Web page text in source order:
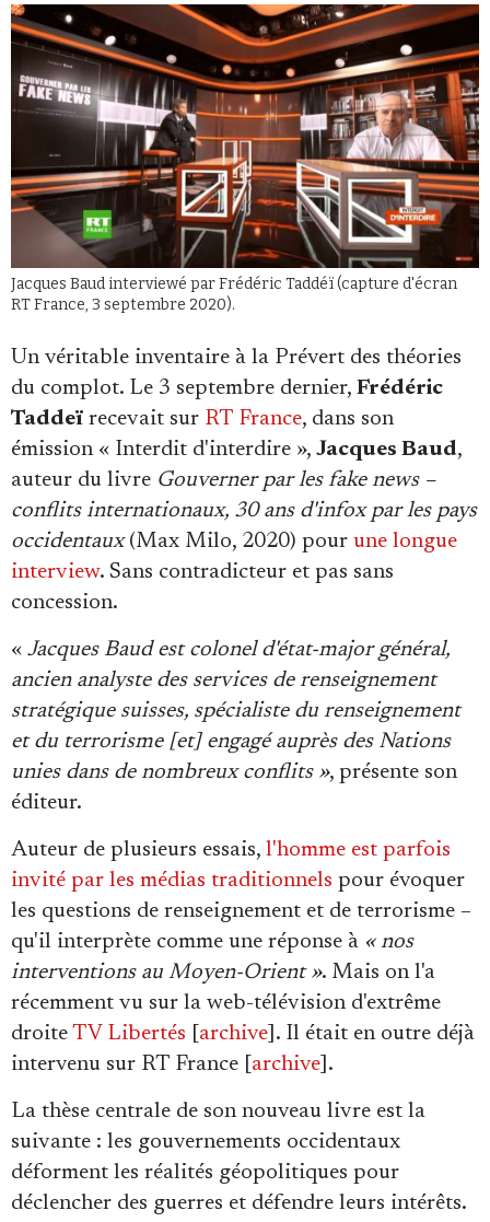
Demander à Vera
Jacques Baud interviewé par Frédéric Taddéï (capture d'écran
RT France, 3 septembre 2020).
Un véritable inventaire à la Prévert des théories
du complot. Le 3 septembre dernier, Frédéric
Taddeï recevait sur RT France, dans son
émission « Interdit d'interdire », Jacques Baud,
auteur du livre Gouverner par les fake news –
conflits internationaux, 30 ans d'infox par les pays
occidentaux(Max Milo, 2020) pour une longue
interview. Sans contradicteur et pas sans
concession.
« Jacques Baud est colonel d'état-major général,
ancien analyste des services de renseignement
stratégique suisses, spécialiste du renseignement
et du terrorisme [et] engagé auprès des Nations
unies dans de nombreux conflits », présente son
éditeur.
Auteur de plusieurs essais, l'homme est parfois
invité par les médias traditionnels pour évoquer
les questions de renseignement et de terrorisme –
qu'il interprète comme une réponse à « nos
interventions au Moyen-Orient ». Mais on l'a
récemment vu sur la web-télévision d'extrême
droite TV Libertés archive ]. Il était en outre déjà
intervenu sur RT France [ archive ].
La thèse centrale de son nouveau livre est la
suivante : les gouvernements occidentaux
déforment les réalités géopolitiques pour
déclencher des guerres et défendre leurs intérêts.